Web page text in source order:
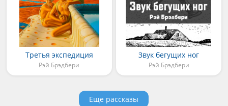
Третья экспедиция
Рэй Брэдбери
Звук бегущих ног
Рэй Брэдбери
Еще рассказы